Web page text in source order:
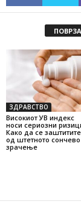
ЗДРАВСТВО
Високиот УВ индекс
носи сериозни
Како да се заштитите
од штетното сончево
зрачење